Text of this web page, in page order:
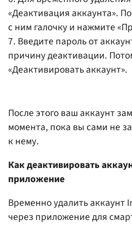
«Деактивация аккаунта».
с ним галочку и нажмите
7. Введите пароль от
причину деактивации.
«Деактивировать аккаунт».
После этого ваш аккаунт
момента, пока вы сами не
к нему.
Как деактивировать
приложение
Временно удалить аккаунт
через приложение для